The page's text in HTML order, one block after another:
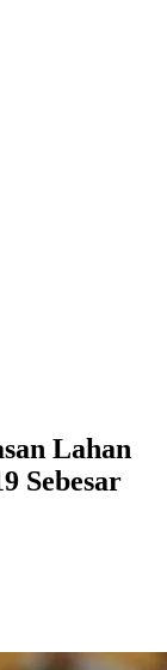
Lahan
Sebesar